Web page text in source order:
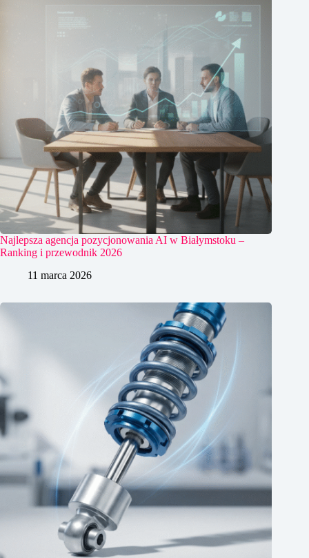
Najlepsza agencja pozycjonowania AI w Białymstoku –
Ranking i przewodnik 2026
11 marca 2026